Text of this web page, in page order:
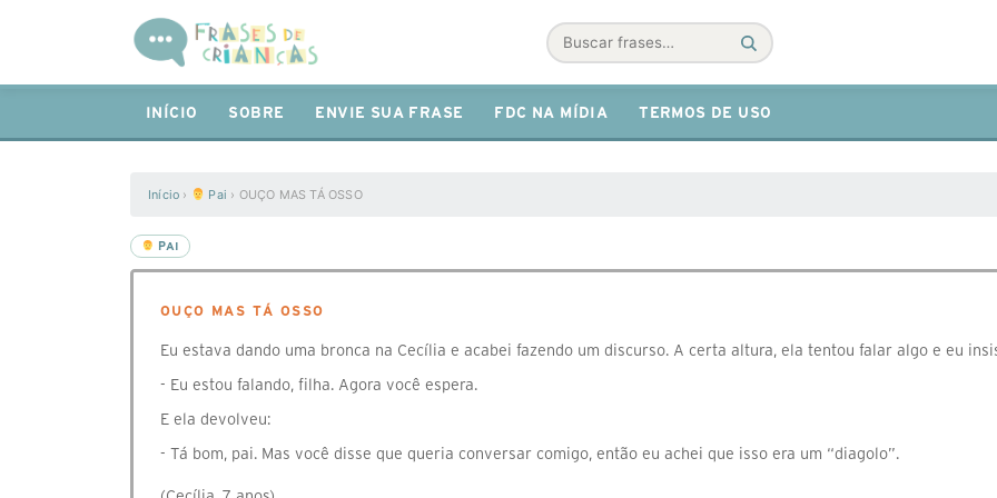
Buscar
INÍCIO SOBRE ENVIE SUA FRASE FDC NA MÍDIA TERMOS DE USO
Início › Pai › OUÇO MAS TÁ OSSO
PAI
OUÇO MAS TÁ OSSO
Eu estava dando uma bronca na Cecília e acabei fazendo um discurso. A certa altura, ela tentou falar algo e eu
- Eu estou falando, filha. Agora você espera.
E ela devolveu:
- Tá bom, pai. Mas você disse que queria conversar comigo, então eu achei que isso era um “diagolo”.